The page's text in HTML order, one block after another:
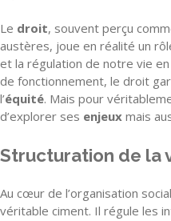
Le droit, souvent perçu
austères, joue en réalité un
et la régulation de notre vie
de fonctionnement, le droit
l’équité. Mais pour
d’explorer ses enjeux mais
Structuration de la
Au cœur de l’organisation
véritable ciment. Il régule les